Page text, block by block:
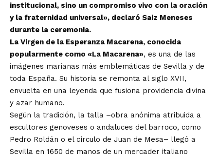
institucional, sino un compromiso vivo con la oración
y la fraternidad universal», declaró Saiz Meneses
durante la ceremonia.
La Virgen de la Esperanza Macarena, conocida
popularmente como «La Macarena», es una de las
imágenes marianas más emblemáticas de Sevilla y de
toda España. Su historia se remonta al siglo XVII,
envuelta en una leyenda que fusiona providencia divina
y azar humano.
Según la tradición, la talla –obra anónima atribuida a
escultores genoveses o andaluces del barroco, como
Pedro Roldán o el círculo de Juan de Mesa– llegó a
Sevilla en 1650 de manos de un mercader italiano